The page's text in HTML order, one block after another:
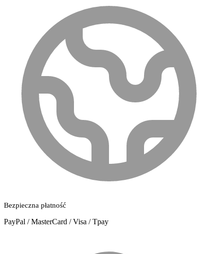
Bezpieczna płatność
PayPal / MasterCard / Visa / Tpay